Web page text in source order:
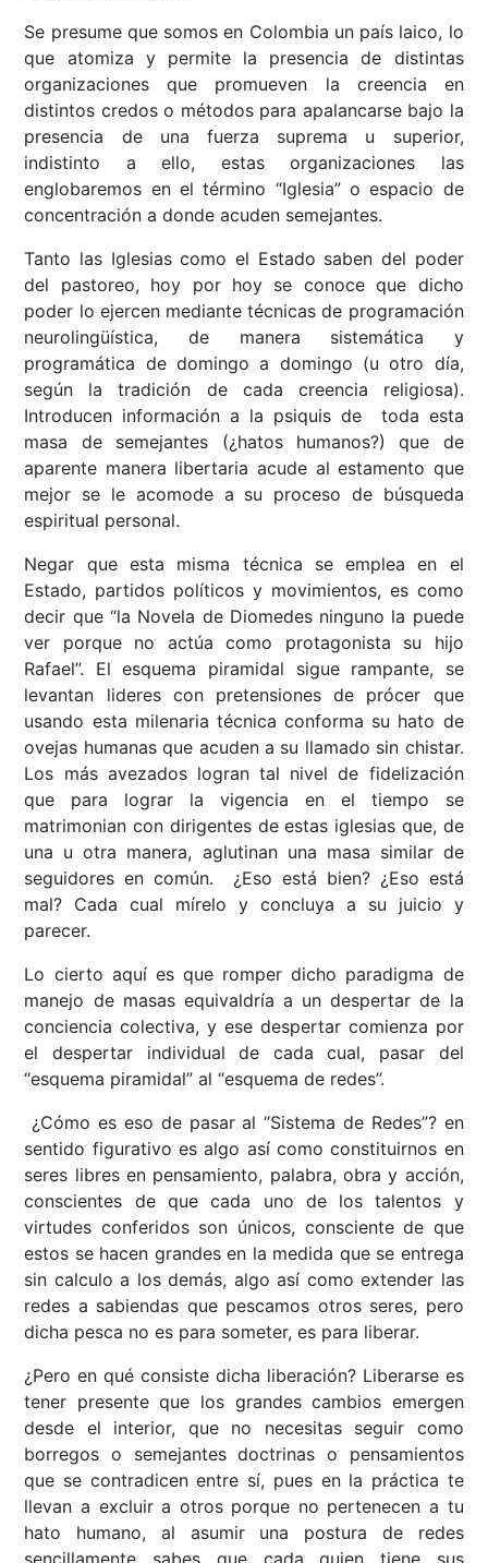
Se presume que somos en Colombia un país laico, lo
que atomiza y permite la presencia de distintas
organizaciones que promueven la creencia en
distintos credos o métodos para apalancarse bajo la
presencia de una fuerza suprema u superior,
indistinto a ello, estas organizaciones las
englobaremos en el término “Iglesia” o espacio de
concentración a donde acuden semejantes.
Tanto las Iglesias como el Estado saben del poder
del pastoreo, hoy por hoy se conoce que dicho
poder lo ejercen mediante técnicas de programación
neurolingüística, de manera sistemática y
programática de domingo a domingo (u otro día,
según la tradición de cada creencia religiosa).
Introducen información a la psiquis de toda esta
masa de semejantes (¿hatos humanos?) que de
aparente manera libertaria acude al estamento que
mejor se le acomode a su proceso de búsqueda
espiritual personal.
Negar que esta misma técnica se emplea en el
Estado, partidos políticos y movimientos, es como
decir que “la Novela de Diomedes ninguno la puede
ver porque no actúa como protagonista su hijo
Rafael”. El esquema piramidal sigue rampante, se
levantan lideres con pretensiones de prócer que
usando esta milenaria técnica conforma su hato de
ovejas humanas que acuden a su llamado sin chistar.
Los más avezados logran tal nivel de fidelización
que para lograr la vigencia en el tiempo se
matrimonian con dirigentes de estas iglesias que, de
una u otra manera, aglutinan una masa similar de
seguidores en común. ¿Eso está bien? ¿Eso está
mal? Cada cual mírelo y concluya a su juicio y
parecer.
Lo cierto aquí es que romper dicho paradigma de
manejo de masas equivaldría a un despertar de la
conciencia colectiva, y ese despertar comienza por
el despertar individual de cada cual, pasar del
“esquema piramidal” al “esquema de redes”.
¿Cómo es eso de pasar al “Sistema de Redes”? en
sentido figurativo es algo así como constituirnos en
seres libres en pensamiento, palabra, obra y acción,
conscientes de que cada uno de los talentos y
virtudes conferidos son únicos, consciente de que
estos se hacen grandes en la medida que se entrega
sin calculo a los demás, algo así como extender las
redes a sabiendas que pescamos otros seres, pero
dicha pesca no es para someter, es para liberar.
¿Pero en qué consiste dicha liberación? Liberarse es
tener presente que los grandes cambios emergen
desde el interior, que no necesitas seguir como
borregos o semejantes doctrinas o pensamientos
que se contradicen entre sí, pues en la práctica te
llevan a excluir a otros porque no pertenecen a tu
hato humano, al asumir una postura de redes
sencillamente sabes que cada quien tiene sus